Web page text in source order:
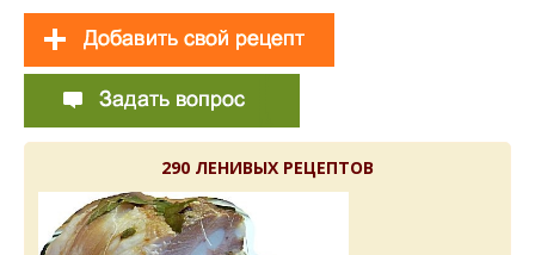
290 ЛЕНИВЫХ РЕЦЕПТОВ